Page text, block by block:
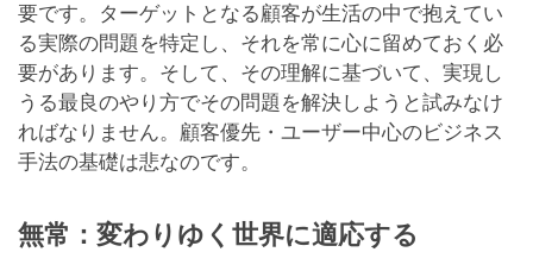
要です。ターゲットとなる顧客が生活の中で抱えてい
る実際の問題を特定し、それを常に心に留めておく必
要があります。そして、その理解に基づいて、実現し
うる最良のやり方でその問題を解決しようと試みなけ
ればなりません。顧客優先・ユーザー中心のビジネス
手法の基礎は悲なのです。
無常：変わりゆく世界に適応する